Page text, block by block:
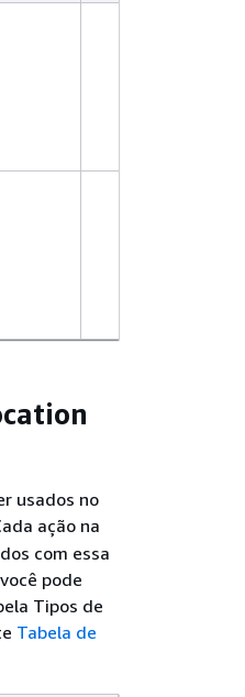
usados no
ação na
com essa
pode
Tipos de
Tabela de